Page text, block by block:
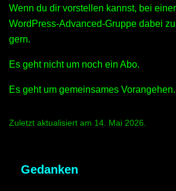
Wenn du dir vorstellen kannst, bei
WordPress-Advanced-Gruppe dabei
gern.
Es geht nicht um noch ein Abo.
Es geht um gemeinsames Vorangehen.
Zuletzt aktualisiert am 14. Mai 2026.
Gedanken